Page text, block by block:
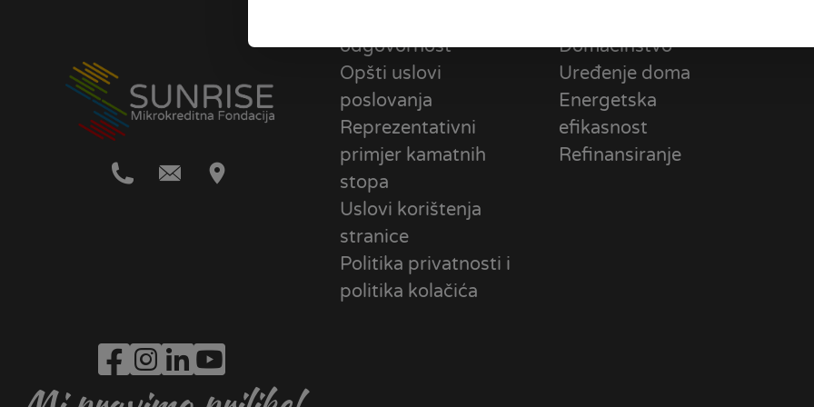
odgovornost
Opšti uslovi
poslovanja
Reprezentativni
primjer kamatnih
stopa
Uslovi korištenja
stranice
Politika privatnosti i
politika kolačića
Domaćinstvo
Uređenje doma
Energetska
efikasnost
Refinansiranje